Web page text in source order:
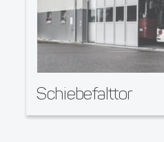
Schiebefalttor